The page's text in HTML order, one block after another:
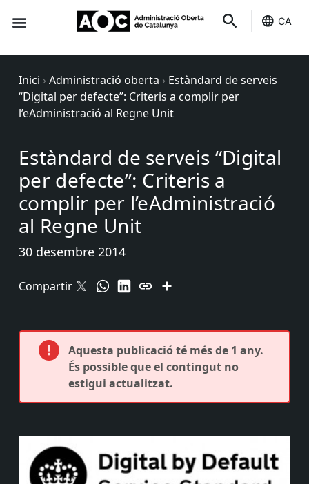
CA
Inici › Administració oberta › Estàndard de serveis
“Digital per defecte”: Criteris a complir per
l’eAdministració al Regne Unit
Estàndard de serveis “Digital
per defecte”: Criteris a
complir per l’eAdministració
al Regne Unit
30 desembre 2014
Compartir
Aquesta publicació té més de 1 any.
És possible que el contingut no
estigui actualitzat.